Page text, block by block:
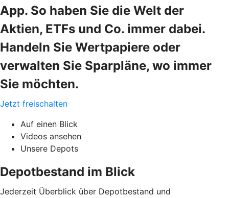
App. So haben Sie die Welt der
Aktien, ETFs und Co. immer dabei.
Handeln Sie Wertpapiere oder
verwalten Sie Sparpläne, wo immer
Sie möchten.
Jetzt freischalten
Auf einen Blick
Videos ansehen
Unsere Depots
Depotbestand im Blick
Jederzeit Überblick über Depotbestand und